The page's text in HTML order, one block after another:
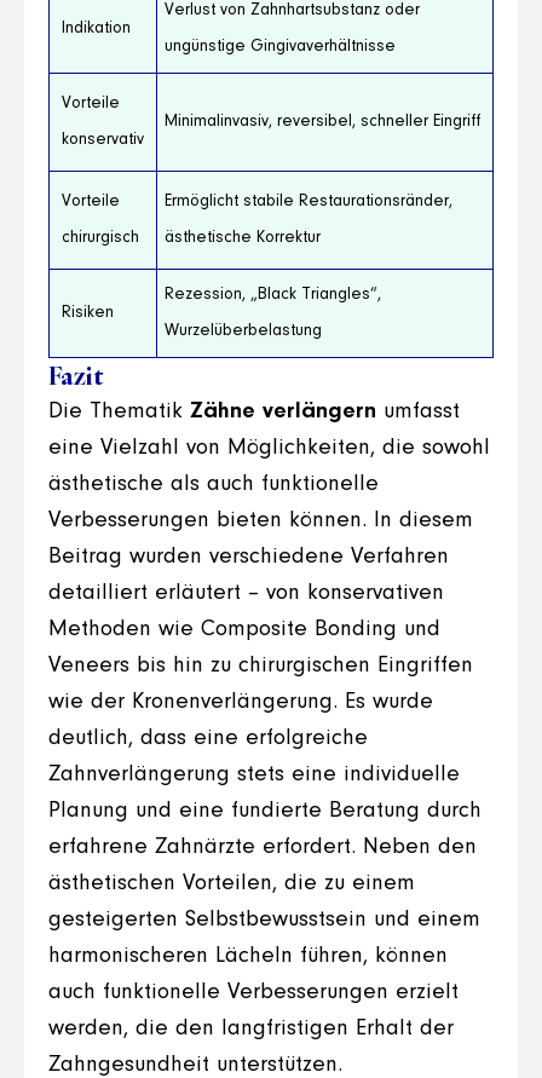
Indikation
Verlust von Zahnhartsubstanz oder
ungünstige Gingivaverhältnisse
Vorteile
konservativ
Minimalinvasiv, reversibel, schneller Eingriff
Vorteile
chirurgisch
Ermöglicht stabile Restaurationsränder,
ästhetische Korrektur
Risiken
Rezession, „Black Triangles“,
Wurzelüberbelastung
Fazit
Die Thematik Zähne verlängern umfasst
eine Vielzahl von Möglichkeiten, die sowohl
ästhetische als auch funktionelle
Verbesserungen bieten können. In diesem
Beitrag wurden verschiedene Verfahren
detailliert erläutert – von konservativen
Methoden wie Composite Bonding und
Veneers bis hin zu chirurgischen Eingriffen
wie der Kronenverlängerung. Es wurde
deutlich, dass eine erfolgreiche
Zahnverlängerung stets eine individuelle
Planung und eine fundierte Beratung durch
erfahrene Zahnärzte erfordert. Neben den
ästhetischen Vorteilen, die zu einem
gesteigerten Selbstbewusstsein und einem
harmonischeren Lächeln führen, können
auch funktionelle Verbesserungen erzielt
werden, die den langfristigen Erhalt der
Zahngesundheit unterstützen.